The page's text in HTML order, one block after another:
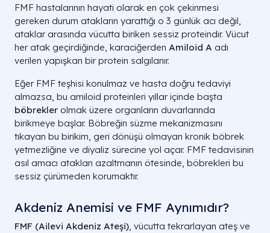
FMF hastalarının hayati olarak en çok çekinmesi
gereken durum atakların yarattığı o 3 günlük acı değil,
ataklar arasında vücutta biriken sessiz proteindir. Vücut
her atak geçirdiğinde, karaciğerden Amiloid A adı
verilen yapışkan bir protein salgılanır.
Eğer FMF teşhisi konulmaz ve hasta doğru tedaviyi
almazsa, bu amiloid proteinleri yıllar içinde başta
böbrekler olmak üzere organların duvarlarında
birikmeye başlar. Böbreğin süzme mekanizmasını
tıkayan bu birikim, geri dönüşü olmayan kronik böbrek
yetmezliğine ve diyaliz sürecine yol açar. FMF tedavisinin
asıl amacı atakları azaltmanın ötesinde, böbrekleri bu
sessiz çürümeden korumaktır.
Akdeniz Anemisi ve FMF Aynımıdır?
FMF (Ailevi Akdeniz Ateşi), vücutta tekrarlayan ateş ve